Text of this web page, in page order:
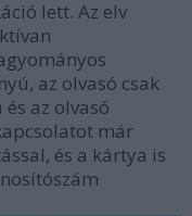
lett. Az elv
az olvasó csak
az olvasó
már
és a kártya is